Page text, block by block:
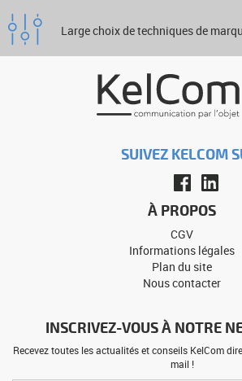
Large choix de techniques de
SUIVEZ KELCOM
À PROPOS
CGV
Informations légales
Plan du site
Nous contacter
INSCRIVEZ-VOUS À NOTRE
Recevez toutes les actualités et conseils KelCom
mail !